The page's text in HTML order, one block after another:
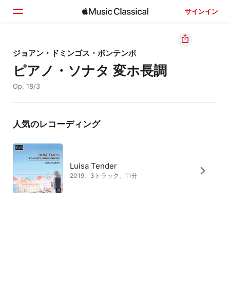
サインイン
ホーム
見つける
ジョアン・ドミンゴス・ボンテンポ
ピアノ・ソナタ 変ホ長調
Op. 18/3
人気のレコーディング
Luisa Tender
2019、3トラック、11分